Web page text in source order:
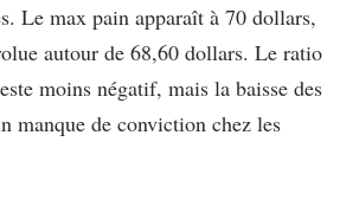
Le max pain apparaît à 70 dollars,
autour de 68,60 dollars. Le ratio
moins négatif, mais la baisse des
manque de conviction chez les